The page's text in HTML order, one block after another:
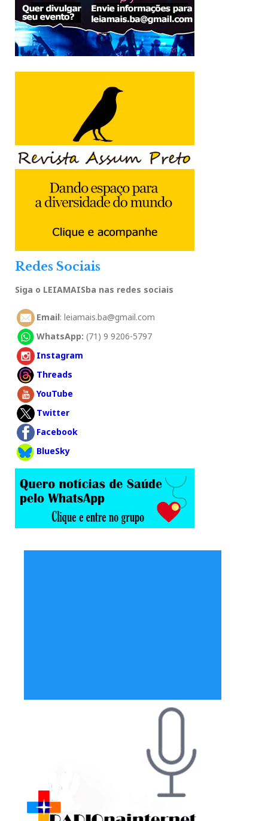
Redes Sociais
Siga o LEIAMAISba nas redes sociais
Email: leiamais.ba@gmail.com
WhatsApp: (71) 9 9206-5797
Instagram
Threads
YouTube
Twitter
Facebook
BlueSky